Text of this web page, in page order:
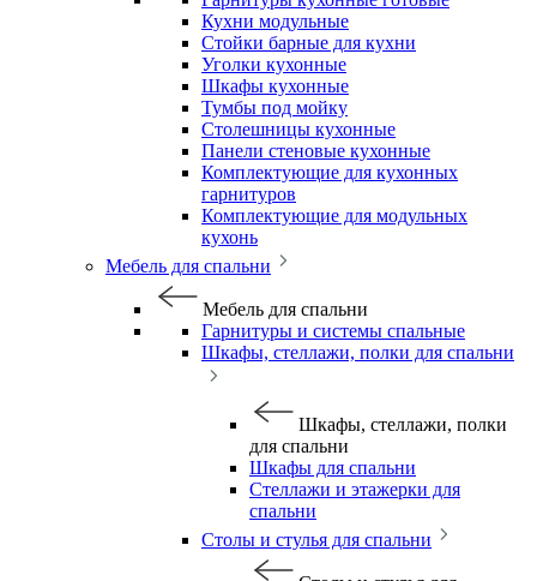
Кухни модульные
Стойки барные для кухни
Уголки кухонные
Шкафы кухонные
Тумбы под мойку
Столешницы кухонные
Панели стеновые кухонные
Комплектующие для кухонных
гарнитуров
Комплектующие для модульных
кухонь
Мебель для спальни
Мебель для спальни
Гарнитуры и системы спальные
Шкафы, стеллажи, полки для спальни
Шкафы, стеллажи, полки
для спальни
Шкафы для спальни
Стеллажи и этажерки для
спальни
Столы и стулья для спальни